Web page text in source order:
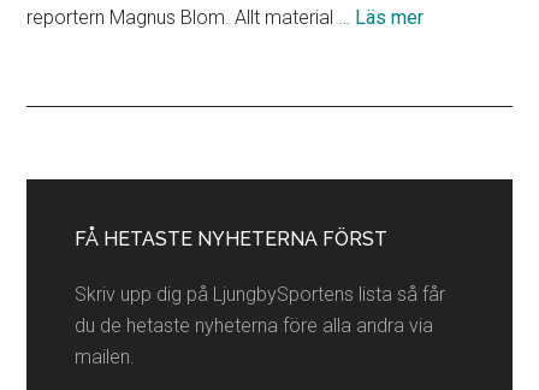
reportern Magnus Blom. Allt material … Läs merom
sidofält
FÅ HETASTE NYHETERNA FÖRST
Skriv upp dig på LjungbySportens lista så får
du de hetaste nyheterna före alla andra via
mailen.